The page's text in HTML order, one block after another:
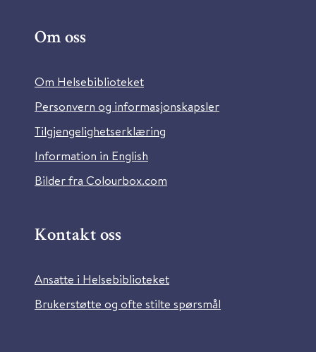
Om oss
Om Helsebiblioteket
Personvern og informasjonskapsler
Tilgjengelighetserklæring
Information in English
Bilder fra Colourbox.com
Kontakt oss
Ansatte i Helsebiblioteket
Brukerstøtte og ofte stilte spørsmål